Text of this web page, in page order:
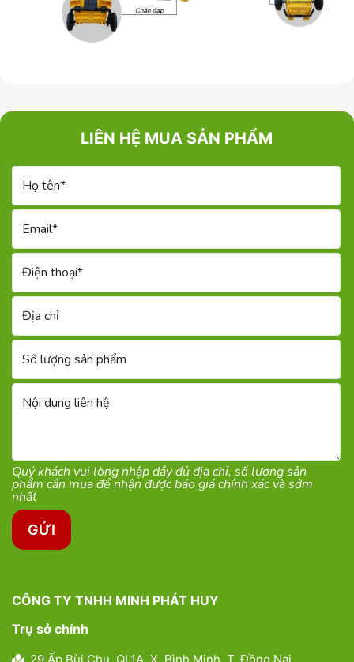
LIÊN HỆ MUA SẢN PHẨM
Quý khách vui lòng ​nhập đầy đủ địa chỉ, số lượng sản
phẩm cần mua để nhận được báo giá chính xác và sớm
nhất
CÔNG TY TNHH MINH PHÁT HUY
Trụ sở chính